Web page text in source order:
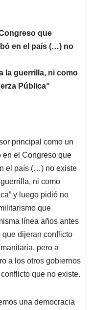
que
en el país (…) no
la guerrilla, ni como
Pública”
principal como un
en el Congreso que
el país (…) no existe
ni como
y luego pidió no
que
línea años antes
dijeran conflicto
pero a
a los otros gobiernos
que no existe.
una democracia